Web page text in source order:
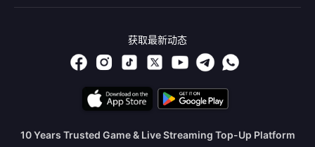
获取最新动态
10 Years Trusted Game & Live Streaming Top-Up Platform